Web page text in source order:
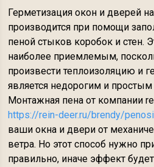
Герметизация окон и дверей
производится при помощи
пеной стыков коробок и стен.
наиболее приемлемым,
произвести теплоизоляцию и
является недорогим и
Монтажная пена от компании
https://rein-deer.ru/brendy/
ваши окна и двери от
ветра. Но этот способ нужно
правильно, иначе эффект